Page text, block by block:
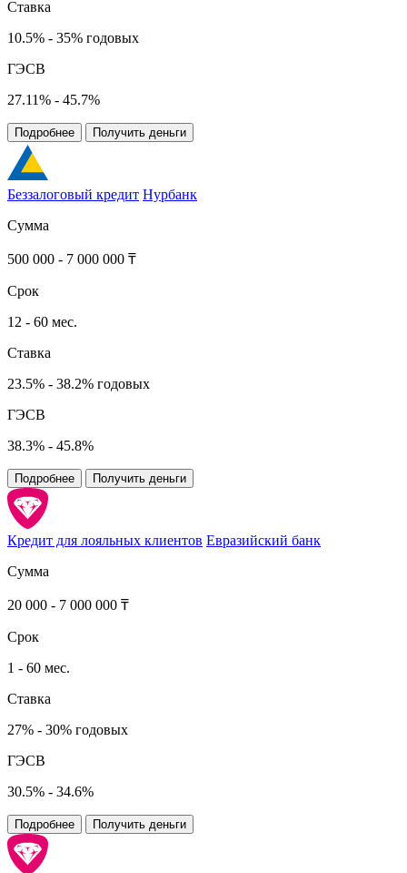
Ставка
10.5% - 35% годовых
ГЭСВ
27.11% - 45.7%
Подробнее Получить деньги
Беззалоговый кредит Нурбанк
Сумма
500 000 - 7 000 000 ₸
Срок
12 - 60 мес.
Ставка
23.5% - 38.2% годовых
ГЭСВ
38.3% - 45.8%
Подробнее Получить деньги
Кредит для лояльных клиентов Евразийский банк
Сумма
20 000 - 7 000 000 ₸
Срок
1 - 60 мес.
Ставка
27% - 30% годовых
ГЭСВ
30.5% - 34.6%
Подробнее Получить деньги